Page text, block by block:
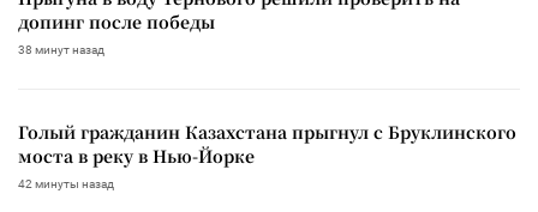
допинг после победы
38 минут назад
Голый гражданин Казахстана прыгнул с Бруклинского
моста в реку в Нью-Йорке
42 минуты назад